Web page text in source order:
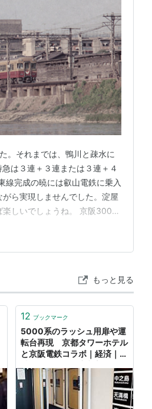
。それまでは、鴨川と疎水に
は３連＋３連または３連＋４
線完成の暁には叡山電鉄に乗入
ら実現しませんでした。淀屋
しいでしょうね。 京阪3000
昭和62年
もっと見る
12 ブックマーク
5000系のラッシュ用扉や運
転台再現 京都タワーホテル
と京阪電鉄コラボ｜経済｜地